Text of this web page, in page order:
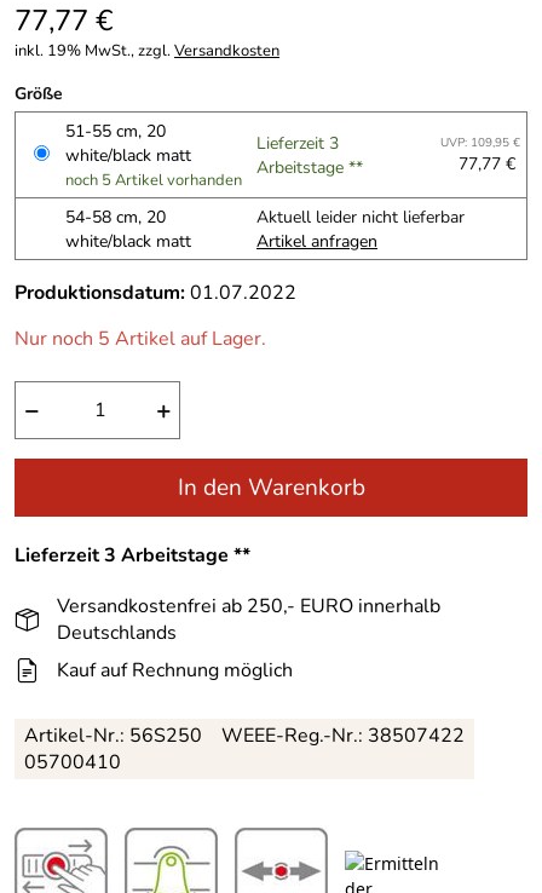
77,77 €
inkl. 19% MwSt., zzgl.Versandkosten
Größe
51-55 cm, 20
white/black matt
noch 5 Artikel vorhanden
Lieferzeit 3
Arbeitstage **
UVP: 109,95 €
77,77 €
54-58 cm, 20
white/black matt
Aktuell leider nicht lieferbar
Artikel anfragen
Produktionsdatum:01.07.2022
Nur noch 5 Artikel auf Lager.
− +
In den Warenkorb
Lieferzeit 3 Arbeitstage **
Versandkostenfrei ab 250,- EURO innerhalb
Deutschlands
Kauf auf Rechnung möglich
Artikel-Nr.: 56S250
05700410
WEEE-Reg.-Nr.: 38507422